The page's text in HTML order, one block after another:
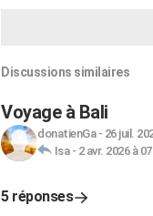
Discussions similaires
Voyage à Bali
donatienGa- 26 juil.
Isa- 2 avr. 2026 à
5 réponses